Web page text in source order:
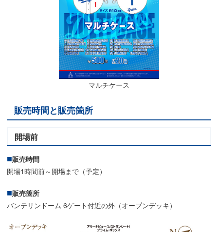
マルチケース
販売時間と販売箇所
開場前
販売時間
開場1時間前～開場まで（予定）
販売箇所
バンテリンドーム 6ゲート付近の外（オープンデッキ）